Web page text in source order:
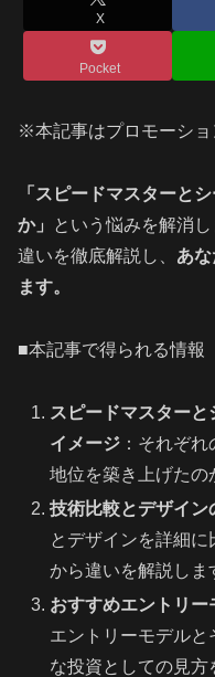
X
Pocket
※本記事はプロモーショ
「スピードマスターと
か」
という悩みを解消
違いを徹底解説し、 あ
ます。
■本記事で得られる情報
スピードマスター
イメージ ：それぞ
地位を築き上げたの
技術比較とデザイン
とデザインを詳細
から違いを解説しま
おすすめエントリ
エントリーモデル
な投資としての見方